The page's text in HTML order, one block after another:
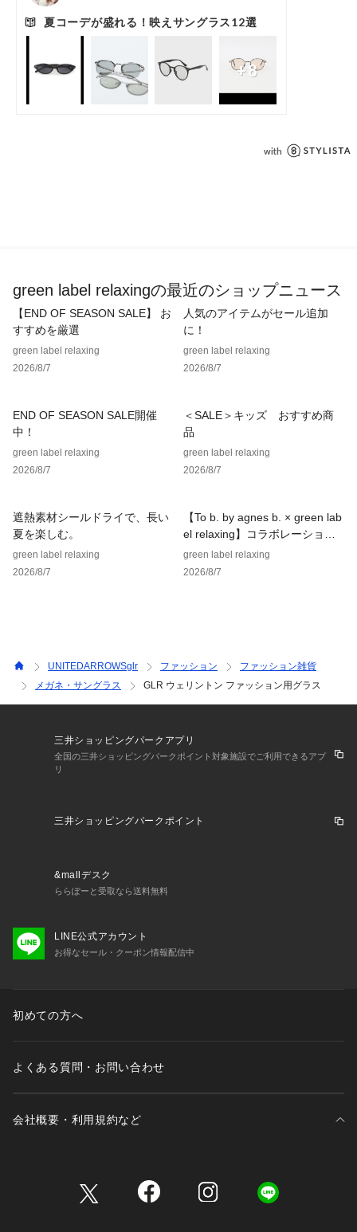
※商品を使用前に、タグ等に記載されている「取り扱い上の注
意書き」、「洗濯表示」を必ずご確認ください。
り、実際の色味と異なって見える場合がございます。あらかじ
めご了承ください。
※商品の色味の目安は、商品単体の画像をご参照ください。
green label relaxingの最近のショップニュース
【END OF SEASON SALE】 お
すすめを厳選
green label relaxing
2026/8/7
人気のアイテムがセール追加
に！
green label relaxing
2026/8/7
END OF SEASON SALE開催
中！
green label relaxing
2026/8/7
＜SALE＞キッズ おすすめ商
品
green label relaxing
2026/8/7
遮熱素材シールドライで、長い
夏を楽しむ。
green label relaxing
2026/8/7
【To b. by agnes b. × green lab
el relaxing】コラボレーション
アイテム
green label relaxing
2026/8/7
UNITEDARROWSglr ファッション
ファッション雑貨
メガネ・サングラス
GLR ウェリントン ファッション用グラス
三井ショッピングパークアプリ
全国の三井ショッピングパークポイント対象施設でご利用できるアプ
リ
三井ショッピングパークポイント
&mallデスク
ららぽーと受取なら送料無料
LINE公式アカウント
お得なセール・クーポン情報配信中
初めての方へ
よくある質問・お問い合わせ
会社概要・利用規約など